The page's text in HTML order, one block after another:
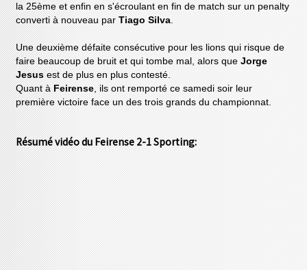
la 25ème et enfin en s'écroulant en fin de match sur un penalty
converti à nouveau parTiago Silva
Une deuxième défaite consécutive pour les lions qui risque de
faire beaucoup de bruit et qui tombe mal, alors queJorge
Jesusest de plus en plus contesté.
Quant à Feirense , ils ont remporté ce samedi soir leur
première victoire face un des trois grands du championnat.
Résumé vidéo du Feirense 2-1 Sporting: